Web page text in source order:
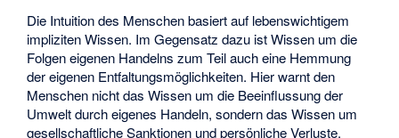
Die Intuition des Menschen basiert auf lebenswichtigem
impliziten Wissen. Im Gegensatz dazu ist Wissen um die
Folgen eigenen Handelns zum Teil auch eine Hemmung
der eigenen Entfaltungsmöglichkeiten. Hier warnt den
Menschen nicht das Wissen um die Beeinflussung der
Umwelt durch eigenes Handeln, sondern das Wissen um
gesellschaftliche Sanktionen und persönliche Verluste.